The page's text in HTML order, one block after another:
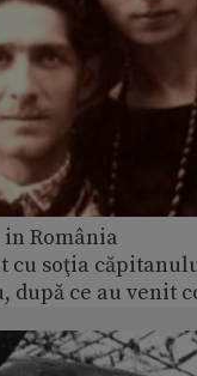
România
cu soţia
după ce au venit